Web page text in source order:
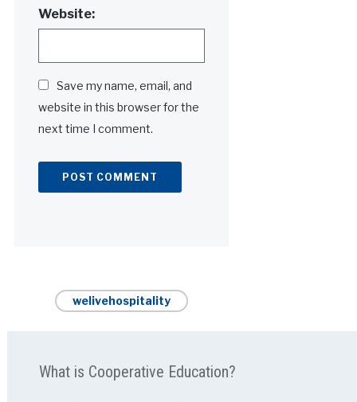
Website:
Save my name, email, and
website in this browser for the
next time I comment.
welivehospitality
What is Cooperative Education?